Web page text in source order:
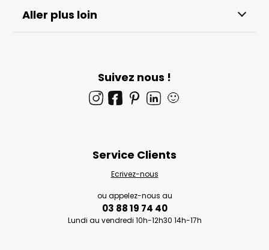
Aller plus loin
Suivez nous !
🙂
Service Clients
Ecrivez-nous
ou appelez-nous au
03 88 19 74 40
Lundi au vendredi 10h-12h30 14h-17h